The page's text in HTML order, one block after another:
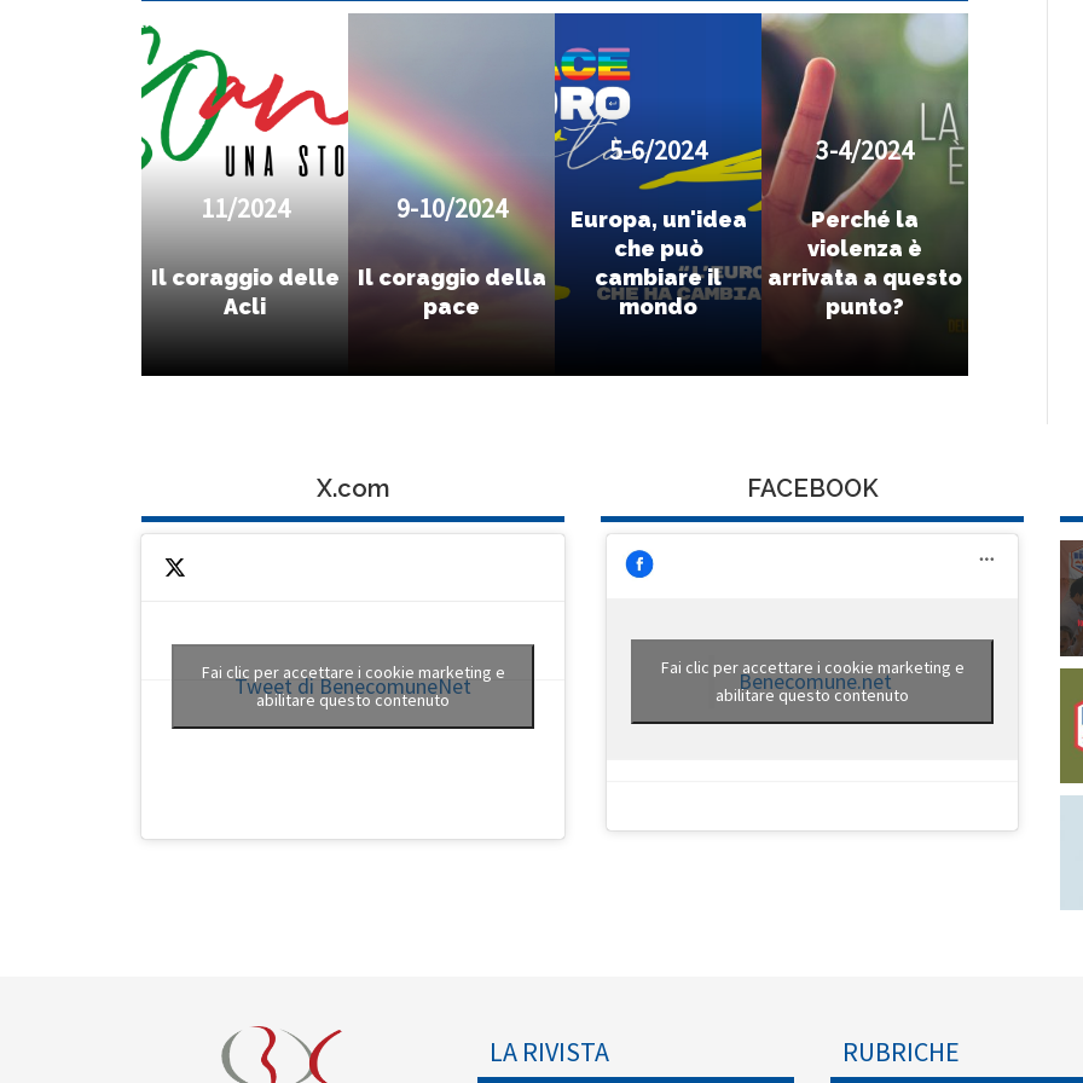
11/2024
Il coraggio delle
Acli
9-10/2024
Il coraggio della
pace
5-6/2024
Europa, un'idea
che può
cambiare il
mondo
3-4/2024
Perché la
violenza è
arrivata a questo
punto?
X.com
Tweet di BenecomuneNet
Fai clic per accettare i cookie marketing e
abilitare questo contenuto
FACEBOOK
Benecomune.net
Fai clic per accettare i cookie marketing e
abilitare questo contenuto
LA RIVISTA RUBRICHE